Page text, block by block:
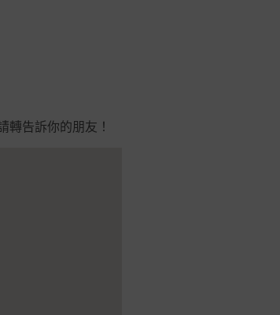
告訴你的朋友！